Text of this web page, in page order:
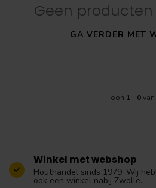
Geen
GA VERDER MET
Toon 1 - 0
Winkel met webshop
Houthandel sinds 1979. Wij
ook een winkel nabij Zwolle.